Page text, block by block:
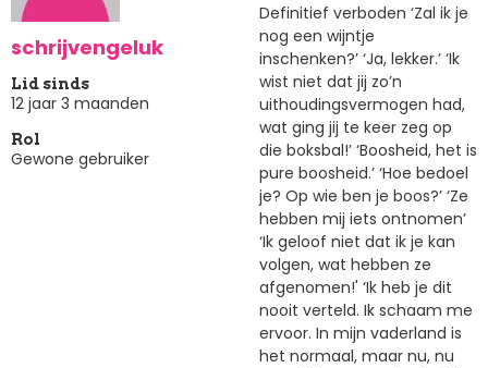
schrijvengeluk
Lid sinds
12 jaar 3 maanden
Rol
Gewone gebruiker
Definitief verboden ‘Zal ik je
nog een wijntje
inschenken?’ ‘Ja, lekker.’ ‘Ik
wist niet dat jij zo’n
uithoudingsvermogen had,
wat ging jij te keer zeg op
die boksbal!’ ‘Boosheid, het is
pure boosheid.’ ‘Hoe bedoel
je? Op wie ben je boos?’ ‘Ze
hebben mij iets ontnomen’
‘Ik geloof niet dat ik je kan
volgen, wat hebben ze
afgenomen!' ‘Ik heb je dit
nooit verteld. Ik schaam me
ervoor. In mijn vaderland is
het normaal, maar nu, nu